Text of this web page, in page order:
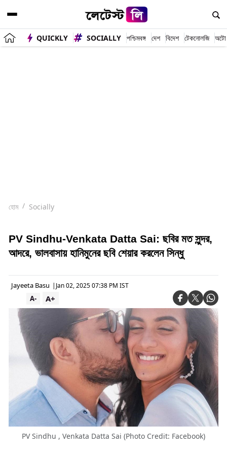
QUICKLY SOCIALLY পশ্চিমবঙ্গ দেশ বিদেশ টেকনোলজি অটো
হোম Socially
PV Sindhu-Venkata Datta Sai: ছবির মত সুন্দর,
আদরে, ভালবাসায় হানিমুনের ছবি শেয়ার করলেন সিন্ধু
Jayeeta Basu | Jan 02, 2025 07:38 PM IST
A+
A-
PV Sindhu , Venkata Datta Sai (Photo Credit: Facebook)